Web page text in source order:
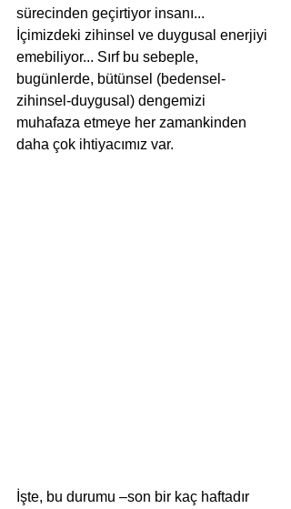
sürecinden geçirtiyor insanı...
İçimizdeki zihinsel ve duygusal enerjiyi
emebiliyor... Sırf bu sebeple,
bugünlerde, bütünsel (bedensel-
zihinsel-duygusal) dengemizi
muhafaza etmeye her zamankinden
daha çok ihtiyacımız var.
İşte, bu durumu –son bir kaç haftadır